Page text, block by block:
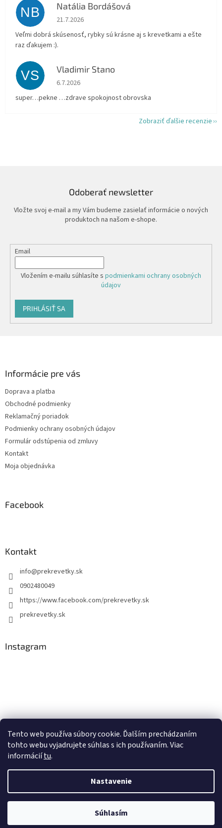
Tento web používa súbory cookie. Ďalším prechádzaním
tohto webu vyjadrujete súhlas s ich používaním. Viac
informáciítu.
Nastavenie
Súhlasím
NB Natália Bordášová
Hodnotenie obchodu je 5 z 5 hviezdičiek.
21.7.2026
Veľmi dobrá skúsenosť, rybky sú krásne aj s krevetkami a ešte
raz ďakujem :).
VS Vladimir Stano
Hodnotenie obchodu je 5 z 5 hviezdičiek.
6.7.2026
super…pekne …zdrave spokojnost obrovska
Zobraziť ďalšie recenzie
Odoberať newsletter
Vložte svoj e-mail a my Vám budeme zasielať informácie o nových
produktoch na našom e-shope.
Email
Vložením e-mailu súhlasíte s podmienkami ochrany osobných
údajov
PRIHLÁSIŤ SA
Informácie pre vás
Doprava a platba
Obchodné podmienky
Reklamačný poriadok
Podmienky ochrany osobných údajov
Formulár odstúpenia od zmluvy
Kontakt
Moja objednávka
Facebook
Kontakt
info@prekrevetky.sk
0902480049
https://www.facebook.com/prekrevetky.sk
prekrevetky.sk
Instagram
Sledovať na Instagrame
Vytvoril Shoptet
Prekrevetky.sk. Všetky práva vyhradené.